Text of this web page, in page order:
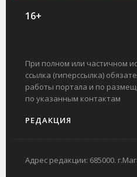
16+
При полном или частичном
ссылка (гиперссылка)
работы портала и по
по указанным контактам
РЕДАКЦИЯ
Адрес редакции: 685000.